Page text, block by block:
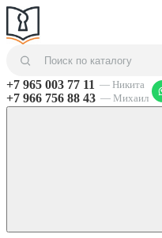
+7 965 003 77 11 — Никита
+7 966 756 88 43 — Михаил